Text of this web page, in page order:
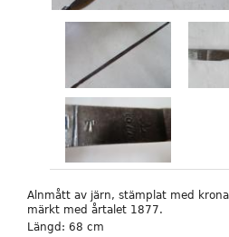
Alnmått av järn, stämplat med
märkt med årtalet 1877.
Längd: 68 cm